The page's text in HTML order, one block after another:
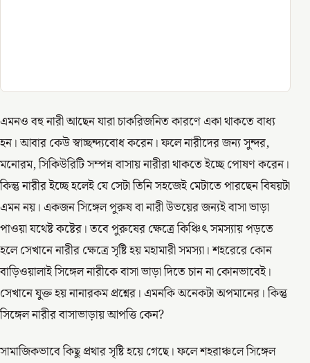
এমনও বহু নারী আছেন যারা চাকরিজনিত কারণে একা থাকতে বাধ্য
হন। আবার কেউ স্বাচ্ছন্দ্যবোধ করেন। ফলে নারীদের জন্য সুন্দর,
মনোরম, সিকিউরিটি সম্পন্ন বাসায় নারীরা থাকতে ইচ্ছে পোষণ করেন।
কিন্তু নারীর ইচ্ছে হলেই যে সেটা তিনি সহজেই মেটাতে পারছেন বিষয়টা
এমন নয়। একজন সিঙ্গেল পুরুষ বা নারী উভয়ের জন্যই বাসা ভাড়া
পাওয়া যথেষ্ট কষ্টের। তবে পুরুষের ক্ষেত্রে কিঞ্চিৎ সমস্যায় পড়তে
হলে সেখানে নারীর ক্ষেত্রে সৃষ্টি হয় মহামারী সমস্যা। শহরেরে কোন
বাড়িওয়ালাই সিঙ্গেল নারীকে বাসা ভাড়া দিতে চান না কোনভাবেই।
সেখানে যুক্ত হয় নানারকম প্রশ্নের। এমনকি অনেকটা অপমানের। কিন্তু
সিঙ্গেল নারীর বাসাভাড়ায় আপত্তি কেন?
সামাজিকভাবে কিছু প্রথার সৃষ্টি হয়ে গেছে। ফলে শহরাঞ্চলে সিঙ্গেল